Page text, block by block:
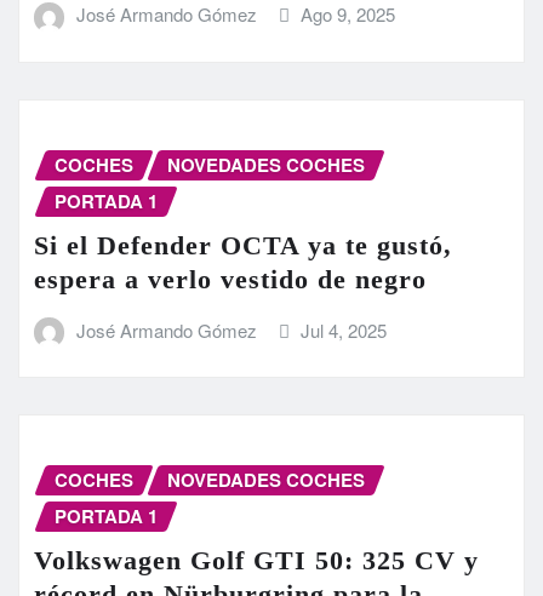
José Armando Gómez Ago 9, 2025
COCHES
NOVEDADES COCHES
PORTADA 1
Si el Defender OCTA ya te gustó,
espera a verlo vestido de negro
José Armando Gómez Jul 4, 2025
COCHES
NOVEDADES COCHES
PORTADA 1
Volkswagen Golf GTI 50: 325 CV y